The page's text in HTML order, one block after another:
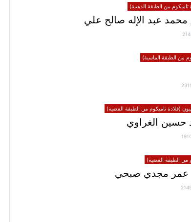
من الطبقة الذهبية)
عبد الإله صالح علي
من الطبقة الماسية)
2311
(قلادة تاميكوم من الطبقة الفضية)
الغراوي
من الطبقة الفضية)
عمر مجدي صبحي